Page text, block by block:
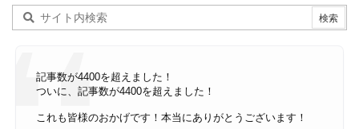
記事数が4400を超えました！
ついに、記事数が4400を超えました！
これも皆様のおかげです！本当にありがとうございます！